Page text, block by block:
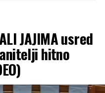
JAJIMA usred
hitno